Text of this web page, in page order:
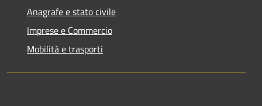
Anagrafe e stato civile
Imprese e Commercio
Mobilità e trasporti